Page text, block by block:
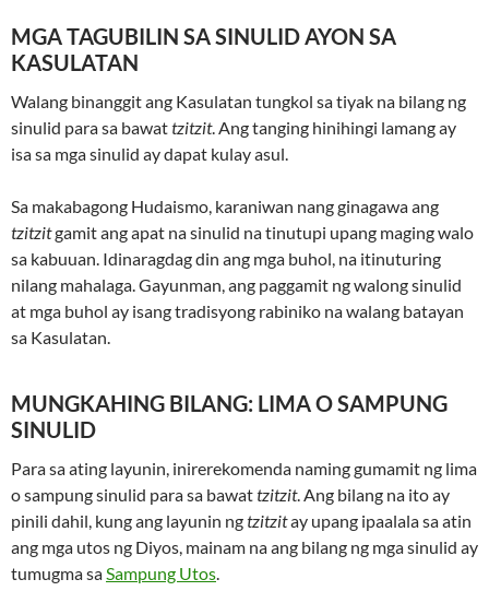
MGA TAGUBILIN SA SINULID AYON SA
KASULATAN
Walang binanggit ang Kasulatan tungkol sa tiyak na bilang ng
sinulid para sa bawattzitzit. Ang tanging hinihingi lamang ay
isa sa mga sinulid ay dapat kulay asul.
Sa makabagong Hudaismo, karaniwan nang ginagawa ang
tzitzitgamit ang apat na sinulid na tinutupi upang maging walo
sa kabuuan. Idinaragdag din ang mga buhol, na itinuturing
nilang mahalaga. Gayunman, ang paggamit ng walong sinulid
at mga buhol ay isang tradisyong rabiniko na walang batayan
sa Kasulatan.
MUNGKAHING BILANG: LIMA O SAMPUNG
SINULID
Para sa ating layunin, inirerekomenda naming gumamit ng lima
o sampung sinulid para sa bawattzitzit. Ang bilang na ito ay
pinili dahil, kung ang layunin ngtzitzitay upang ipaalala sa atin
ang mga utos ng Diyos, mainam na ang bilang ng mga sinulid ay
tumugma saSampung Utos.